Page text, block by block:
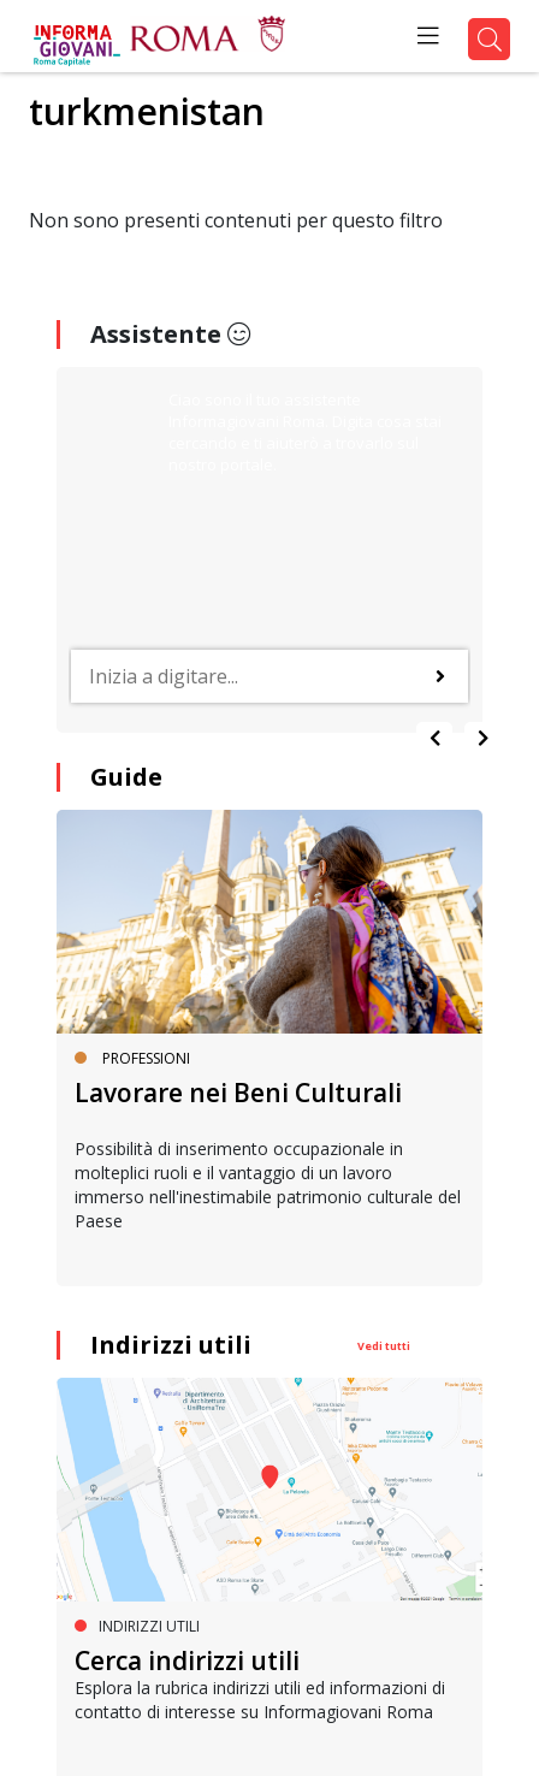
turkmenistan
Non sono presenti contenuti per questo filtro
Assistente
Guide
PROFESSIONI
Lavorare nei Beni Culturali
Possibilità di inserimento occupazionale in
molteplici ruoli e il vantaggio di un lavoro
immerso nell'inestimabile patrimonio culturale del
Paese
Indirizzi utili Vedi tutti
INDIRIZZI UTILI
Cerca indirizzi utili
Esplora la rubrica indirizzi utili ed informazioni di
contatto di interesse su Informagiovani Roma